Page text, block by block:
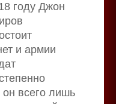
году Джон
и армии
он всего лишь